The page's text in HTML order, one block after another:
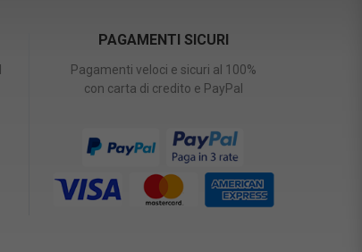
PAGAMENTI SICURI
Pagamenti veloci e sicuri al 100%
con carta di credito e PayPal